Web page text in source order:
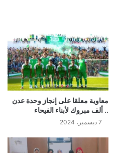
معاوية معلقا على إنجاز وحدة عدن
.. ألف مبروك لأبناء الفيحاء
7 ديسمبر، 2024